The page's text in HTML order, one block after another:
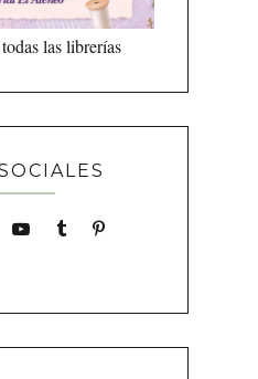
las librerías